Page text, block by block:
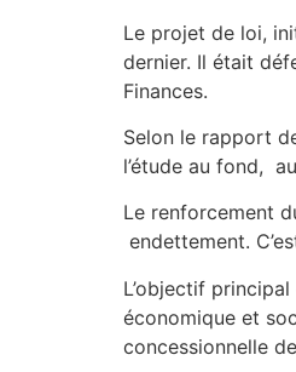
Le projet de loi,
dernier. Il était
Finances.
Selon le rapport
l’étude au fond,
Le renforcement
endettement.
L’objectif
économique et
concessionnelle